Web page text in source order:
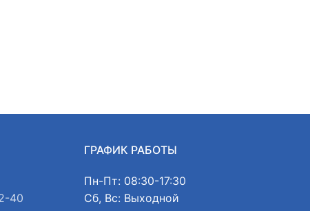
40
ГРАФИК РАБОТЫ
Пн-Пт: 08:30-17:30
Сб, Вс: Выходной